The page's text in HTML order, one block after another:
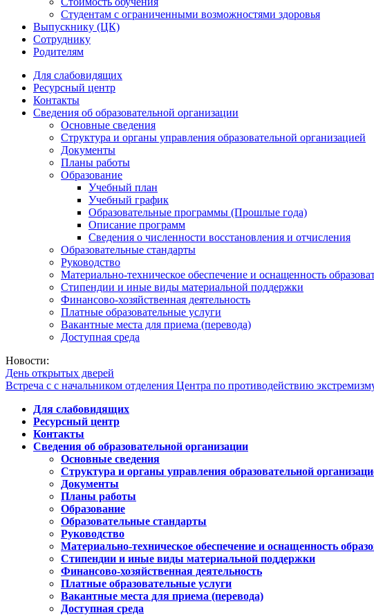
Студентам с ограниченными возможностями здоровья
Выпускнику (ЦК)
Сотруднику
Родителям
Для слабовидящих
Ресурсный центр
Контакты
Сведения об образовательной организации
Основные сведения
Структура и органы управления образовательной организацией
Документы
Планы работы
Образование
Учебный план
Учебный график
Образовательные программы (Прошлые года)
Описание программ
Сведения о численности восстановления и отчисления
Образовательные стандарты
Руководство
Материально-техническое обеспечение и оснащенность
Стипендии и иные виды материальной поддержки
Финансово-хозяйственная деятельность
Платные образовательные услуги
Вакантные места для приема (перевода)
Доступная среда
Новости:
День открытых дверей
Встреча с с начальником отделения Центра по противодействию
Для слабовидящих
Ресурсный центр
Контакты
Сведения об образовательной организации
Основные сведения
Структура и органы управления образовательной
Документы
Планы работы
Образование
Образовательные стандарты
Руководство
Материально-техническое обеспечение и оснащенность
Стипендии и иные виды материальной поддержки
Финансово-хозяйственная деятельность
Платные образовательные услуги
Вакантные места для приема (перевода)
Доступная среда